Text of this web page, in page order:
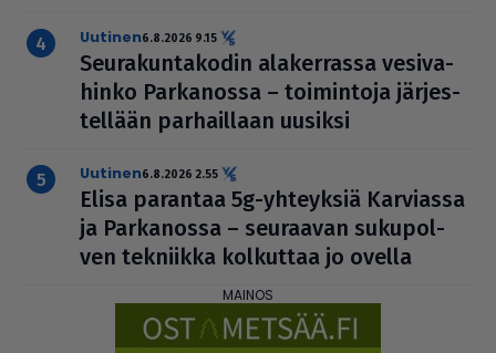
uutinen6.8.2026 9.15
Seu­ra­kun­ta­ko­din ala­ker­rassa vesi­va­
hinko Par­ka­nossa – toi­min­toja jär­jes­
tel­lään par­hail­laan uusiksi
uutinen6.8.2026 2.55
Elisa parantaa 5g-yhteyksiä Karviassa
ja Par­ka­nossa – seuraavan suku­pol­
ven tekniikka kolkuttaa jo ovella